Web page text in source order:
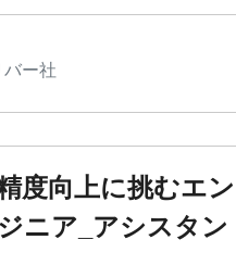
ー社
度向上に挑むエ
ニア_アシスタン